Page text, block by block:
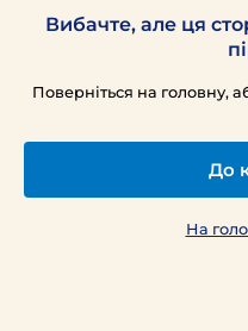
Вибачте, але ця
Поверніться на головну,
До
На